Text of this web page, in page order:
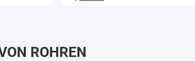
ROHREN